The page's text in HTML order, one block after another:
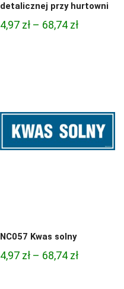
detalicznej przy hurtowni
4,97 zł – 68,74 złZakres
NC057 Kwas solny
4,97 zł – 68,74 złZakres